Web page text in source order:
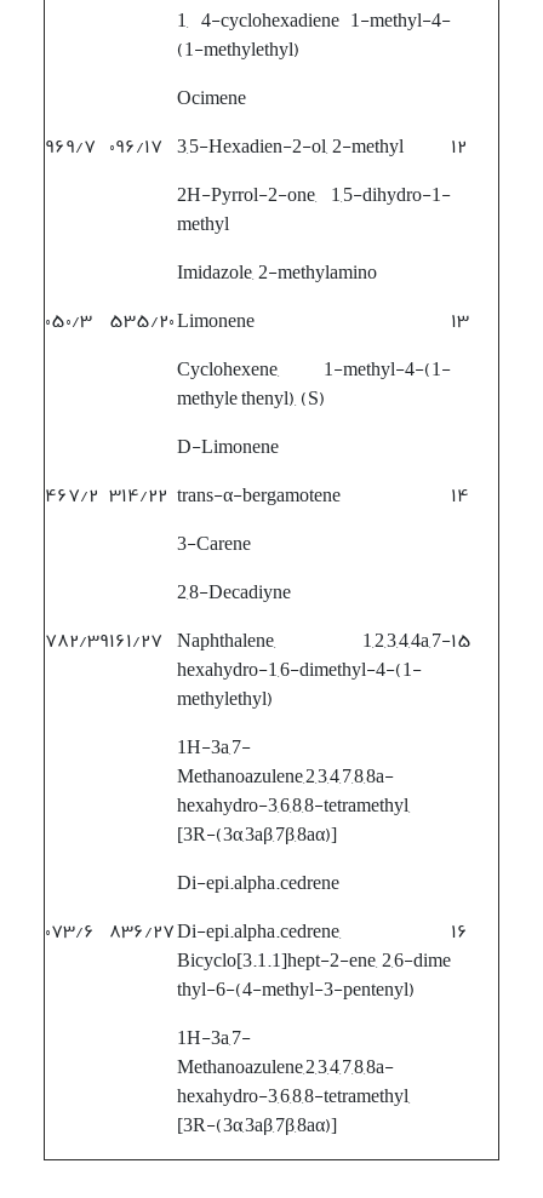
1, 4-cyclohexadiene 1-methyl-4-
(1-methylethyl)
Ocimene
۹۶۹/۷ ۰۹۶/۱۷ 3,5-Hexadien-2-ol, 2-methyl
2H-Pyrrol-2-one, 1,5-dihydro-1-
methyl
Imidazole, 2-methylamino
۱۲
۰۵۰/۳ ۵۳۵/۲۰Limonene
Cyclohexene, 1-methyl-4-(1-
methyle thenyl), (S)
D-Limonene
۱۳
۴۶۷/۲ ۳۱۴/۲۲ trans-α-bergamotene
3-Carene
2,8-Decadiyne
۱۴
۷۸۲/۳۹۱۶۱/۲۷ Naphthalene, 1,2,3,4,4a,7-
hexahydro-1,6-dimethyl-4-(1-
methylethyl)
1H-3a,7-
Methanoazulene,2,3,4,7,8,8a-
hexahydro-3,6,8,8-tetramethyl,
[3R-(3α,3aβ,7β,8aα)]
Di-epi.alpha.cedrene
۱۵
۰۷۳/۶ ۸۳۶/۲۷Di-epi.alpha.cedrene,
Bicyclo[3.1.1]hept-2-ene, 2,6-dime
thyl-6-(4-methyl-3-pentenyl)
1H-3a,7-
Methanoazulene,2,3,4,7,8,8a-
hexahydro-3,6,8,8-tetramethyl,
[3R-(3α,3aβ,7β,8aα)]
۱۶